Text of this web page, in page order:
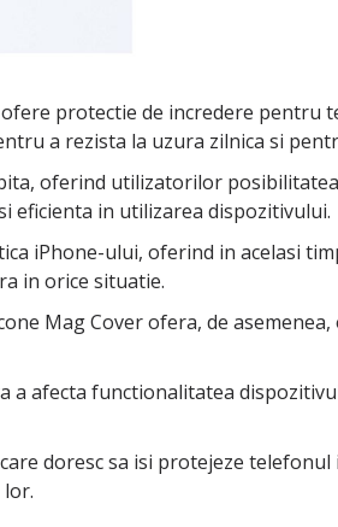
protectie de incredere
a rezista la uzura zilnica si
oferind utilizatorilor
eficienta in utilizarea dispozitivului.
iPhone-ului, oferind in acelasi
in orice situatie.
Mag Cover ofera, de
afecta functionalitatea
doresc sa isi protejeze